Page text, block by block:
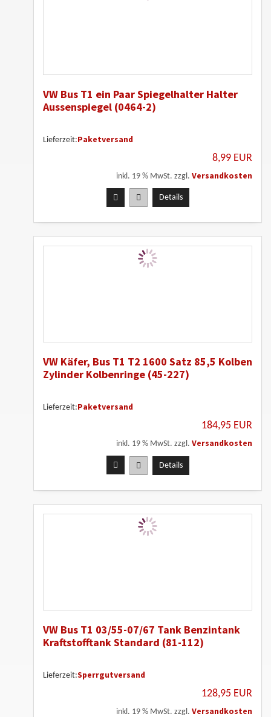
VW Bus T1 ein Paar Spiegelhalter Halter
Aussenspiegel (0464-2)
Lieferzeit:Paketversand
8,99 EUR
inkl. 19 % MwSt. zzgl. Versandkosten
Details
VW Käfer, Bus T1 T2 1600 Satz 85,5 Kolben
Zylinder Kolbenringe (45-227)
Lieferzeit:Paketversand
184,95 EUR
inkl. 19 % MwSt. zzgl. Versandkosten
Details
VW Bus T1 03/55-07/67 Tank Benzintank
Kraftstofftank Standard (81-112)
Lieferzeit:Sperrgutversand
128,95 EUR
inkl. 19 % MwSt. zzgl. Versandkosten